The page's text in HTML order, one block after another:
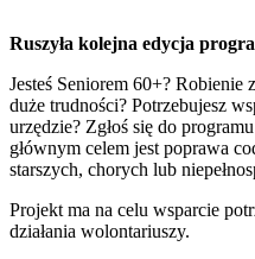
Ruszyła kolejna edycja
Jesteś Seniorem 60+? Robienie
duże trudności? Potrzebujesz
urzędzie? Zgłoś się do
głównym celem jest poprawa
starszych, chorych lub
Projekt ma na celu wsparcie
działania wolontariuszy.